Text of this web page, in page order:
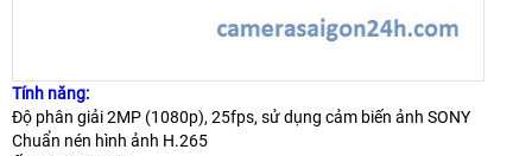
Tính năng:
Độ phân giải 2MP (1080p), 25fps, sử dụng cảm biến ảnh SONY
Chuẩn nén hình ảnh H.265